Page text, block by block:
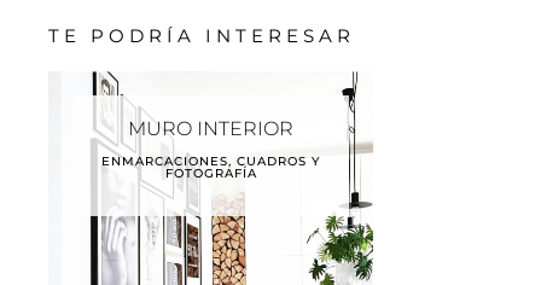
TE PODRÍA INTERESAR
MURO INTERIOR
ENMARCACIONES, CUADROS Y
FOTOGRAFÍA